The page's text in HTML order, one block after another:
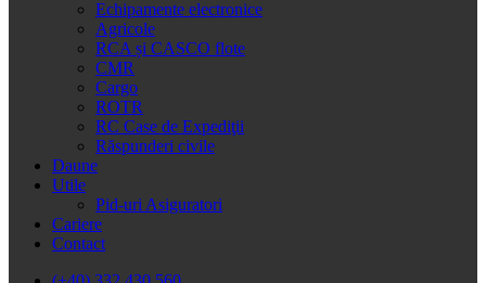
Echipamente electronice
Agricole
RCA și CASCO flote
CMR
Cargo
ROTR
RC Case de Expediţii
Răspunderi civile
Daune
Utile
Pid-uri Asiguratori
Cariere
Contact